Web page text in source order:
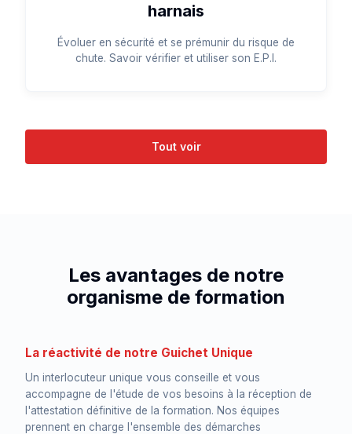
harnais
Évoluer en sécurité et se prémunir du risque de
chute. Savoir vérifier et utiliser son E.P.I.
Tout voir
Les avantages de notre
organisme de formation
La réactivité de notre Guichet Unique
Un interlocuteur unique vous conseille et vous
accompagne de l'étude de vos besoins à la réception de
l'attestation définitive de la formation. Nos équipes
prennent en charge l'ensemble des démarches